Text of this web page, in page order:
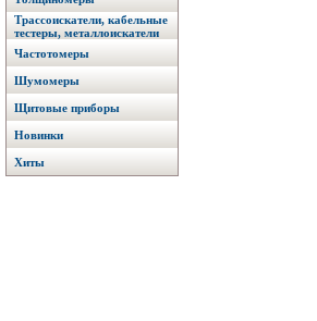
Трассоискатели, кабельные
тестеры, металлоискатели
Частотомеры
Шумомеры
Щитовые приборы
Новинки
Хиты